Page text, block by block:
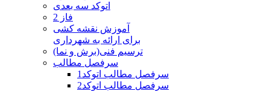
اتوکد سه بعدی
فاز 2
آموزش نقشه کشی
برای ارائه به شهرداری
ترسیم فنی(برش و نما)
سرفصل مطالب
سرفصل مطالب اتوکد1
سرفصل مطالب اتوکد2